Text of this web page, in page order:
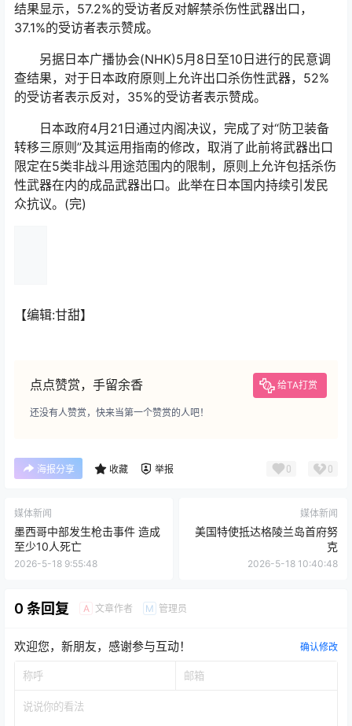
结果显示，57.2%的受访者反对解禁杀伤性武器出口，
37.1%的受访者表示赞成。
另据日本广播协会(NHK)5月8日至10日进行的民意调
查结果，对于日本政府原则上允许出口杀伤性武器，52%
的受访者表示反对，35%的受访者表示赞成。
日本政府4月21日通过内阁决议，完成了对“防卫装备
转移三原则”及其运用指南的修改，取消了此前将武器出口
限定在5类非战斗用途范围内的限制，原则上允许包括杀伤
性武器在内的成品武器出口。此举在日本国内持续引发民
众抗议。(完)
【编辑:甘甜】
点点赞赏，手留余香 给TA打赏
还没有人赞赏，快来当第一个赞赏的人吧！
海报分享 收藏 举报 0 0
媒体新闻
墨西哥中部发生枪击事件 造成
至少10人死亡
2026-5-18 9:55:48
媒体新闻
美国特使抵达格陵兰岛首府努
克
2026-5-18 10:40:48
0 条回复 A 文章作者 M 管理员
欢迎您，新朋友，感谢参与互动！ 确认修改